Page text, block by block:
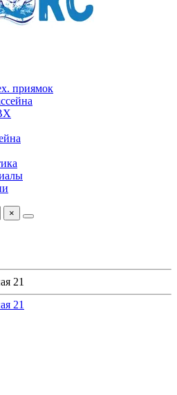
приямок
×
21
21